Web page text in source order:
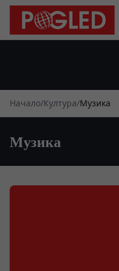
Начало/Култура/Музика
Музика